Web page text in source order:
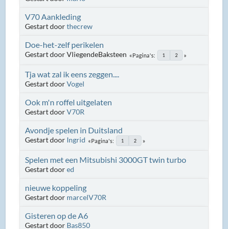
V70 Aankleding
Gestart doorthecrew
Doe-het-zelf perikelen
Gestart door VliegendeBaksteen Pagina's 1 2
Tja wat zal ik eens zeggen....
Gestart doorVogel
Ook m'n roffel uitgelaten
Gestart doorV70R
Avondje spelen in Duitsland
Gestart door Ingrid Pagina's 1 2
Spelen met een Mitsubishi 3000GT twin turbo
Gestart doored
nieuwe koppeling
Gestart door marcelV70R
Gisteren op de A6
Gestart door Bas850